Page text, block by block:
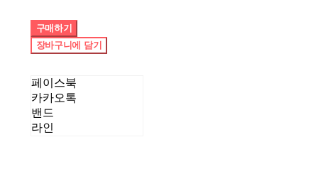
구매하기
장바구니에 담기
페이스북
카카오톡
밴드
라인